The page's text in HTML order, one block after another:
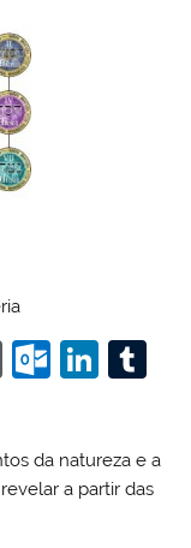
W
Pr
O
o
Li
e bl
da natureza e a
a partir das